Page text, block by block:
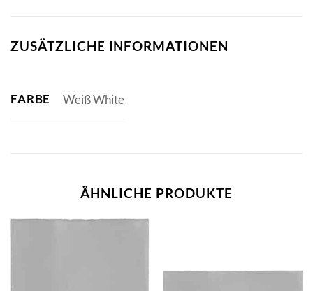
ZUSÄTZLICHE INFORMATIONEN
FARBE Weiß White
ÄHNLICHE PRODUKTE